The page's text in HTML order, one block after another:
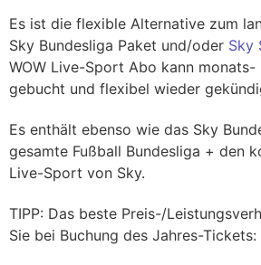
Es ist die flexible Alternative zum
Sky Bundesliga Paket und/oder Sky
WOW Live-Sport Abo kann monats-
gebucht und flexibel wieder
Es enthält ebenso wie das Sky
gesamte Fußball Bundesliga + den
Live-Sport von Sky.
TIPP: Das beste Preis-/
Sie bei Buchung des Jahres-Tickets: